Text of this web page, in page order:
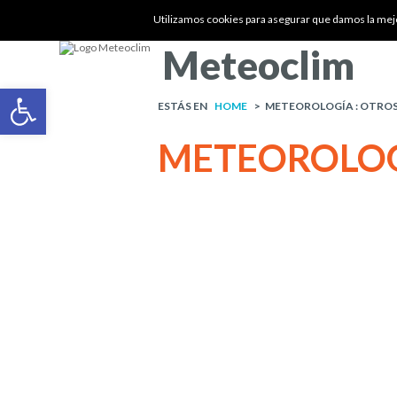
Abrir barra de herramientas
Meteoclim
ESTÁS EN HOME > METEOROLOGÍA :
Utilizamos cookies para asegurar que damos la